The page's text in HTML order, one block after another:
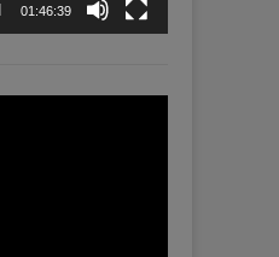
01:46:39